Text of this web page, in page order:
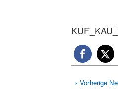
« Vorherige